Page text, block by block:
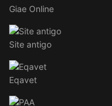
Giae Online
Site antigo
Eqavet